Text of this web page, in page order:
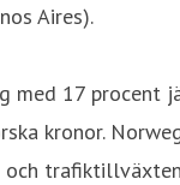
Aires).
17
kronor.